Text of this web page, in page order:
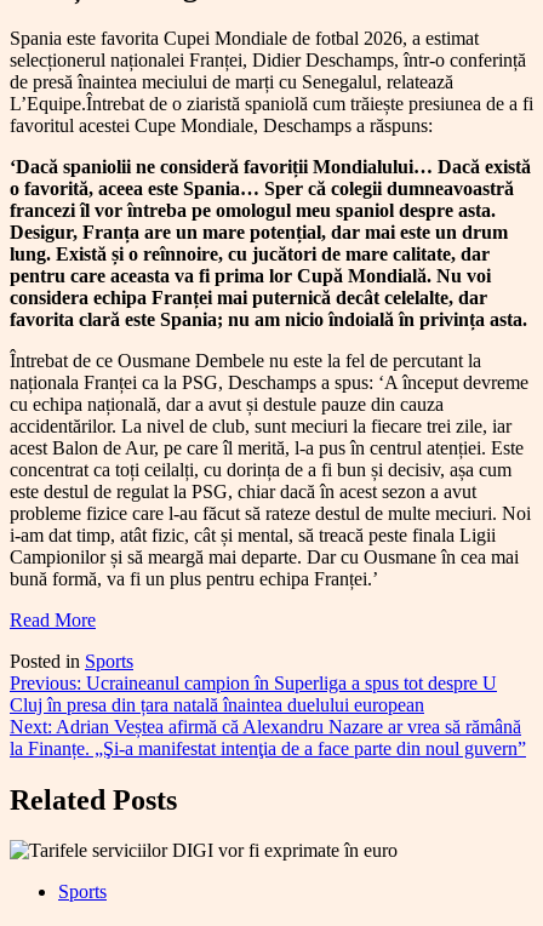
Spania este favorita Cupei Mondiale de fotbal 2026, a estimat
selecționerul naționalei Franței, Didier Deschamps, într-o conferință
de presă înaintea meciului de marți cu Senegalul, relatează
L’Equipe.Întrebat de o ziaristă spaniolă cum trăiește presiunea de a fi
favoritul acestei Cupe Mondiale, Deschamps a răspuns:
‘Dacă spaniolii ne consideră favoriții Mondialului… Dacă există
o favorită, aceea este Spania… Sper că colegii dumneavoastră
francezi îl vor întreba pe omologul meu spaniol despre asta.
Desigur, Franța are un mare potențial, dar mai este un drum
lung. Există și o reînnoire, cu jucători de mare calitate, dar
pentru care aceasta va fi prima lor Cupă Mondială. Nu voi
considera echipa Franței mai puternică decât celelalte, dar
favorita clară este Spania; nu am nicio îndoială în privința asta.
Întrebat de ce Ousmane Dembele nu este la fel de percutant la
naționala Franței ca la PSG, Deschamps a spus: ‘A început devreme
cu echipa națională, dar a avut și destule pauze din cauza
accidentărilor. La nivel de club, sunt meciuri la fiecare trei zile, iar
acest Balon de Aur, pe care îl merită, l-a pus în centrul atenției. Este
concentrat ca toți ceilalți, cu dorința de a fi bun și decisiv, așa cum
este destul de regulat la PSG, chiar dacă în acest sezon a avut
probleme fizice care l-au făcut să rateze destul de multe meciuri. Noi
i-am dat timp, atât fizic, cât și mental, să treacă peste finala Ligii
Campionilor și să meargă mai departe. Dar cu Ousmane în cea mai
bună formă, va fi un plus pentru echipa Franței.’
Read More
Posted in Sports
Navigare
în
articole
Previous: Ucraineanul campion în Superliga a spus tot despre U
Cluj în presa din țara natală înaintea duelului european
Next: Adrian Veștea afirmă că Alexandru Nazare ar vrea să rămână
la Finanțe. „Şi-a manifestat intenţia de a face parte din noul guvern”
Related Posts
Sports